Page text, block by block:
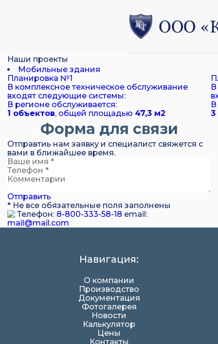
Наши проекты
Мобильные здания
Планировка №1
В комплексное техническое обслуживание
входят следующие системы:
В регионе обслуживается:
1 объектов, общей площадью 47,3 м2
В
3
Форма для связи
Отправтиь нам заявку и специалист свяжется с
вами в ближайшее время.
Отправить
* Не все обязательные поля заполнены
Телефон: 8-800-333-58-18 email:
mail@mail.com
Навигация:
О компании
Производство
Документация
Фотогалерея
Новости
Калькулятор
Цены
Контакты